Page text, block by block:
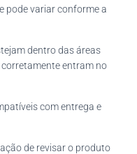
pode variar conforme a
dentro das áreas
entram no
com entrega e
de revisar o produto